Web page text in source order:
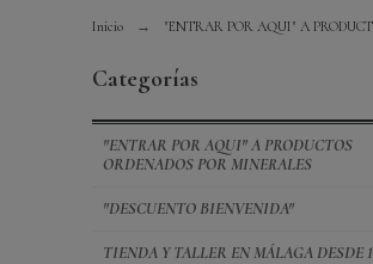
Inicio "ENTRAR POR AQUI" A
Categorías
"ENTRAR POR AQUI" A PRODUCTOS
ORDENADOS POR MINERALES
"DESCUENTO BIENVENIDA"
TIENDA Y TALLER EN MÁLAGA DESDE